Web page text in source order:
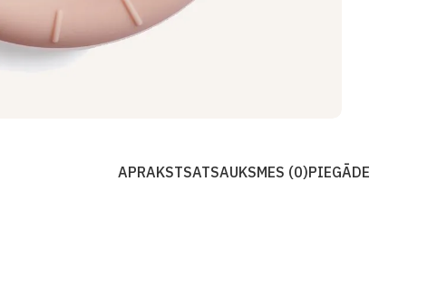
APRAKSTSATSAUKSMES (0)PIEGĀDE